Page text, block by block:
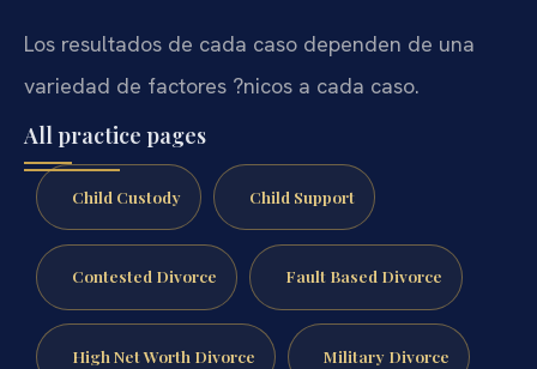
Los resultados de cada caso dependen de una
variedad de factores ?nicos a cada caso.
All practice pages
Child Custody Child Support
Contested Divorce Fault Based Divorce
High Net Worth Divorce Military Divorce